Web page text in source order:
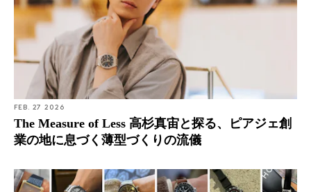
FEB. 27 2026
The Measure of Less 高杉真宙と探る、ピアジェ創
業の地に息づく薄型づくりの流儀